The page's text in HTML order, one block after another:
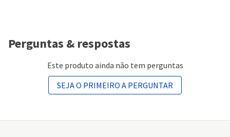
Perguntas & respostas
Este produto ainda não tem perguntas
SEJA O PRIMEIRO A PERGUNTAR